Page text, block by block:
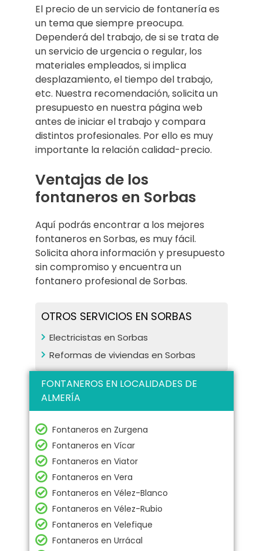
El precio de un servicio de fontanería es
un tema que siempre preocupa.
Dependerá del trabajo, de si se trata de
un servicio de urgencia o regular, los
materiales empleados, si implica
desplazamiento, el tiempo del trabajo,
etc. Nuestra recomendación, solicita un
presupuesto en nuestra página web
antes de iniciar el trabajo y compara
distintos profesionales. Por ello es muy
importante la relación calidad-precio.
Ventajas de los
fontaneros en Sorbas
Aquí podrás encontrar a los mejores
fontaneros en Sorbas, es muy fácil.
Solicita ahora información y presupuesto
sin compromiso y encuentra un
fontanero profesional de Sorbas.
OTROS SERVICIOS EN SORBAS
Electricistas en Sorbas
Reformas de viviendas en Sorbas
FONTANEROS EN LOCALIDADES DE
ALMERÍA
Fontaneros en Zurgena
Fontaneros en Vícar
Fontaneros en Viator
Fontaneros en Vera
Fontaneros en Vélez-Blanco
Fontaneros en Vélez-Rubio
Fontaneros en Velefique
Fontaneros en Urrácal